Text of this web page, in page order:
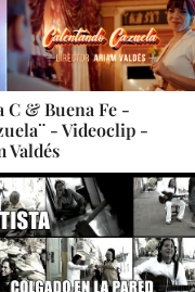
C & Buena Fe -
- Videoclip -
Valdés